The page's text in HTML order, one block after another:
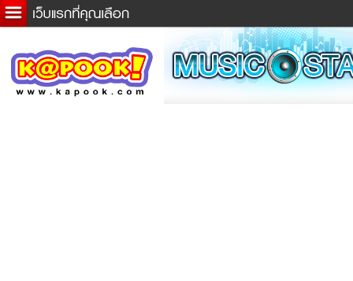
ข่าวด่วน
ละคร